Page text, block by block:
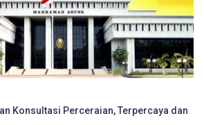
Konsultasi Perceraian, Terpercaya dan